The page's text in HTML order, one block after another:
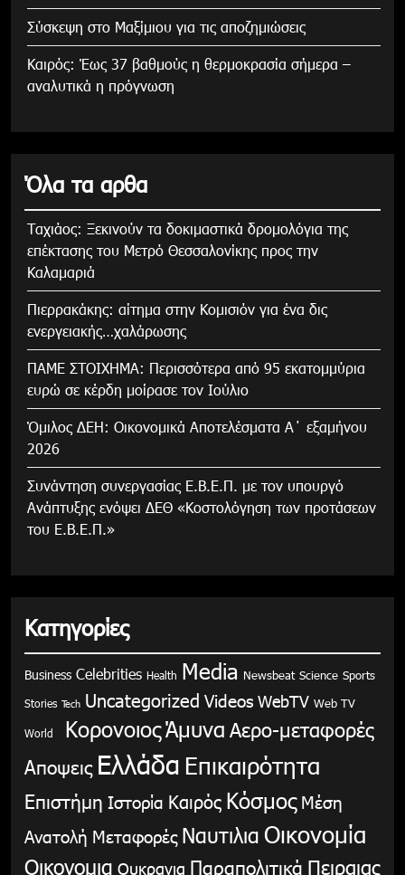
Σύσκεψη στο Μαξίμιου για τις αποζημιώσεις
Καιρός: Έως 37 βαθμούς η θερμοκρασία σήμερα –
αναλυτικά η πρόγνωση
Όλα τα αρθα
Tαχιάος: Ξεκινούν τα δοκιμαστικά δρομολόγια της
επέκτασης του Μετρό Θεσσαλονίκης προς την
Καλαμαριά
Πιερρακάκης: αίτημα στην Κομισιόν για ένα δις
ενεργειακής…χαλάρωσης
ΠΑΜΕ ΣΤΟΙΧΗΜΑ: Περισσότερα από 95 εκατομμύρια
ευρώ σε κέρδη μοίρασε τον Ιούλιο
Όμιλος ΔΕΗ: Οικονομικά Αποτελέσματα Α΄ εξαμήνου
2026
Συνάντηση συνεργασίας Ε.Β.Ε.Π. με τον υπουργό
Ανάπτυξης ενόψει ΔΕΘ «Κοστολόγηση των προτάσεων
του Ε.Β.Ε.Π.»
Κατηγορίες
Business Celebrities Health Media Newsbeat Science Sports
Stories Tech Uncategorized Videos WebTV Web TV
World ΚορονοιοςΆμυνα Αερο-μεταφορές
Αποψεις Ελλάδα Επικαιρότητα
Επιστήμη Ιστορία Καιρός Κόσμος Μέση
Ανατολή Μεταφορές Ναυτιλια Οικονομία
Οικονομια Ουκρανια Παραπολιτικά Πειραιας